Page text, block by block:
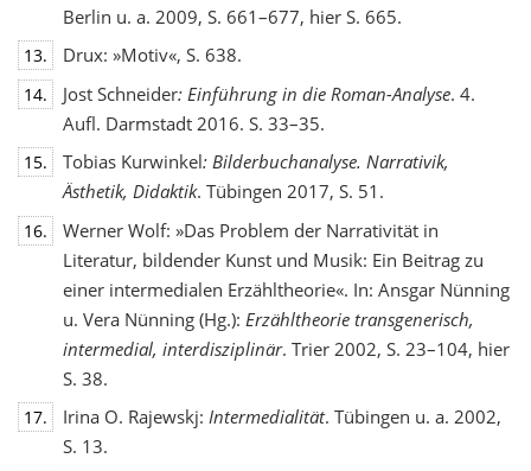
Berlin u. a. 2009, S. 661–677, hier S. 665.
13. Drux: »Motiv«, S. 638.
14. Jost Schneider: Einführung in die Roman-Analyse. 4.
Aufl. Darmstadt 2016. S. 33–35.
15. Tobias Kurwinkel: Bilderbuchanalyse. Narrativik,
Ästhetik, Didaktik. Tübingen 2017, S. 51.
16.
Werner Wolf: »Das Problem der Narrativität in
Literatur, bildender Kunst und Musik: Ein Beitrag zu
einer intermedialen Erzähltheorie«. In: Ansgar Nünning
u. Vera Nünning (Hg.): Erzähltheorie transgenerisch,
intermedial, interdisziplinär. Trier 2002, S. 23–104, hier
S. 38.
17. Irina O. Rajewskj: Intermedialität. Tübingen u. a. 2002,
S. 13.